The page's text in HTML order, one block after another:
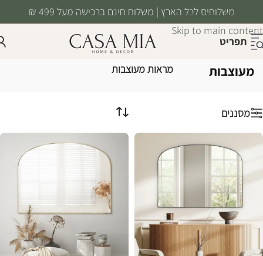
Skip to navigation
Skip to main content
משלוחים לכל הארץ | משלוח חינם ברכישה מעל 499 ₪
תפריט
מראות
מעוצבות
עמוד הבית/עיצוב וסטיילינג
מראות מעוצבות
מסננים